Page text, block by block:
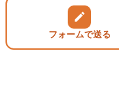
フォームで送る